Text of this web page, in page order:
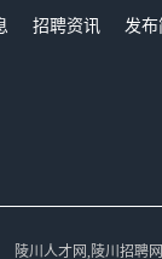
招聘资讯 发布
陵川人才网,陵川招聘